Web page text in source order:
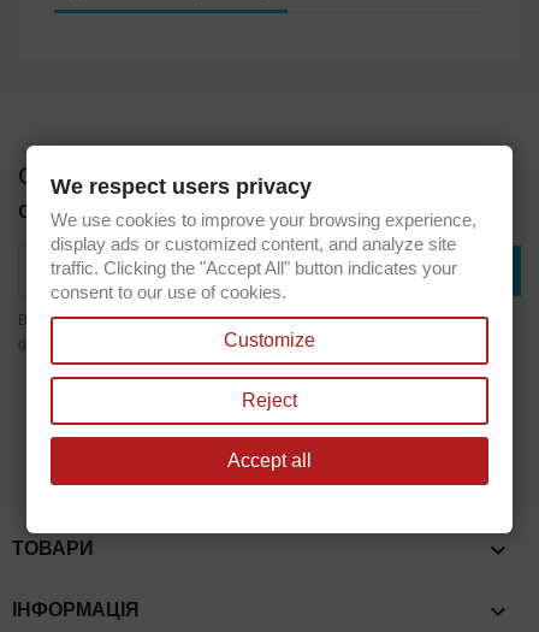
Отримуйте наші останні новини та
спеціальні пропозиції
Ви зможете скасувати підписку в будь-який час, написавши нам через
форму зворотнього зв'язку.
ТОВАРИ 
ІНФОРМАЦІЯ 
We respect users privacy
We use cookies to improve your browsing experience,
display ads or customized content, and analyze site
traffic. Clicking the "Accept All" button indicates your
consent to our use of cookies.
Customize
Reject
Accept all